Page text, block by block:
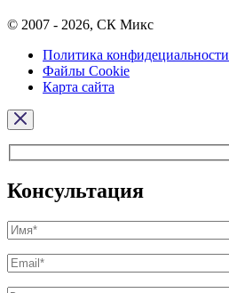
© 2007 - 2026, СК Микс
Политика конфидециальности
Файлы Cookie
Карта сайта
Консультация